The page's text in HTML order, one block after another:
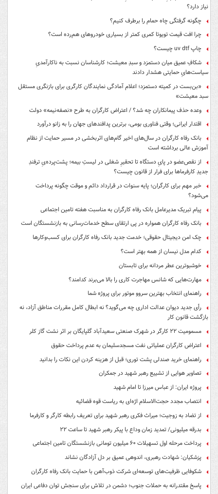
نیاز دارد؟
چگونه گرفتگی چاه حمام را برطرف کنیم؟
چرا افت قیمت تویوتا کمری کمتر از بسیاری خودروهای هم‌رده است؟
چاپ uv dtf چیست؟
شکافِ عمیق میان دستمزد و سبدِ معیشت؛ کارشناسان نسبت به ناکارآمدیِ
سیاست‌هایِ حمایتی هشدار دادند
«بن‌بست در کمیته دستمزد؛ اعلام آمادگی نمایندگان کارگری برای بازنگری مستقل
سبد معیشت»
وعده حذف پیمانکاران چه شد؟ / اعتراض کارگران به طرح «نصفه‌نیمه» دولت
اقتدار ایرانی؛ وقتی فناوری بومی، برترین پدافندهای جهان را به زانو درآورد
بانک رفاه کارگران در سال‌های اخیر گام‌های اثربخشی در مسیر حمایت از نظام
آموزش عالی برداشته است
از نقص‌عضو در پایِ دستگاه تا تحقیرِ شغلی در لیستِ بیمه؛ پشت‌پرده‌یِ ترفندِ
جدیدِ کارفرماها برای فرار از قانون چیست؟
خبر مهم برای کارگران؛ پایه سنوات در قرارداد دائم و موقت چگونه پرداخت
می‌شود؟
پیام تبریک مدیرعامل بانک رفاه کارگران به مناسبت هفته تامین اجتماعی
بانک رفاه کارگران همواره در پی ارتقای سطح خدمات‌رسانی به بازنشستگان است
چک امن دیجیتال حقوقی؛ خدمت جدید بانک رفاه کارگران برای کسب‌وکارها
کدام مدل نیسان از همه بهتر است؟
خوشبوترین عطر مردانه برای تابستان
مهارت‌هایی که شانس مهاجرت کاری را بالا می‌برند کدامند؟
راهنمای انتخاب بهترین سروو موتور برای پروژه شما
رأی جدید دیوان عدالت اداری چه می‌گوید؟ نه ابطال کامل مقررات مناطق آزاد، نه
بازگشت قانون کار
مسمومیت ۲۲ کارگر در شهرک صنعتی سعیدآباد گلپایگان بر اثر نشت گاز کلر
اعتراض کارگران عملیاتی نفت مسجدسلیمان به عدم پرداخت حقوق
راهنمای خرید صندلی پشت توری؛ قبل از هزینه کردن این نکات را بدانید
تصاویر هوایی از تشییع رهبر شهید در جمکران
پروژه ایران: از عباس میرزا تا امام شهید
انتصاب مجدد حجت‌الاسلام اژه‌ای به ریاست قوه‌ قضائیه
از تضاد به زوجیت؛ میراث فکری رهبر شهید برای تعریف رابطه کارگر و کارفرما
بدرقه میلیونی/ تمدید زمان وداع با پیکر رهبر شهید تا ساعت ۲۲
پرداخت مرحله اول تسهیلات ۶۰ میلیون تومانی بازنشستگان تامین اجتماعی
پزشکیان: شهادت رهبری، اندوهی عمیق بر دل آزادگان نشاند
شکوفایی ظرفیت‌های توسعه‌ای شرکت ذوب‌آهن با حمایت‌ بانک رفاه کارگران
پاسخ مقتدرانه به حملات جنوب؛ دشمن در تلاش برای سنجش توان دفاعی ایران